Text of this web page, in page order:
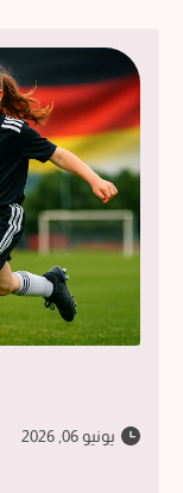
يونيو 06, 2026